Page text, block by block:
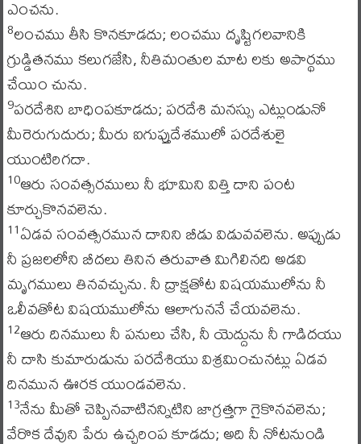
ఎంచను.
8లంచము తీసి కొనకూడదు; లంచము దృష్టిగలవానికి
గ్రుడ్డితనము కలుగజేసి, నీతిమంతుల మాట లకు అపార్థము
చేయిం చును.
9పరదేశిని బాధింపకూడదు; పరదేశి మనస్సు ఎట్లుండునో
మీరెరుగుదురు; మీరు ఐగుప్తుదేశములో పరదేశులై
యుంటిరిగదా.
10ఆరు సంవత్సరములు నీ భూమిని విత్తి దాని పంట
కూర్చుకొనవలెను.
11ఏడవ సంవత్సరమున దానిని బీడు విడువవలెను. అప్పుడు
నీ ప్రజలలోని బీదలు తినిన తరువాత మిగిలినది అడవి
మృగములు తినవచ్చును. నీ ద్రాక్షతోట విషయములోను నీ
ఒలీవతోట విషయములోను ఆలాగుననే చేయవలెను.
12ఆరు దినములు నీ పనులు చేసి, నీ యెద్దును నీ గాడిదయు
నీ దాసి కుమారుడును పరదేశియు విశ్రమించునట్లు ఏడవ
దినమున ఊరక యుండవలెను.
13నేను మీతో చెప్పినవాటినన్నిటిని జాగ్రత్తగా గైకొనవలెను;
వేరొక దేవుని పేరు ఉచ్చరింప కూడదు; అది నీ నోటనుండి